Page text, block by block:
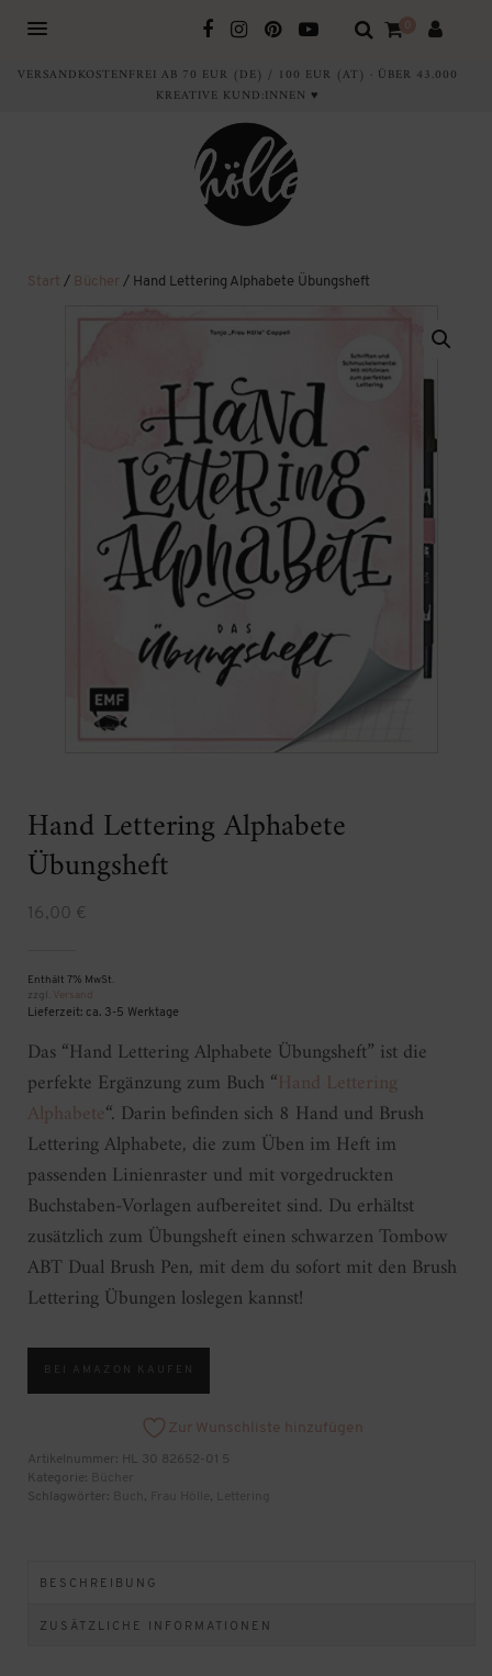
0
VERSANDKOSTENFREI AB 70 EUR (DE) / 100 EUR (AT) · ÜBER 43.000
KREATIVE KUND:INNEN ♥
Start / Bücher / Hand Lettering Alphabete Übungsheft
Hand Lettering Alphabete
Übungsheft
16,00 €
Enthält 7% MwSt.
zzgl. Versand
Lieferzeit: ca. 3-5 Werktage
Das “Hand Lettering Alphabete Übungsheft” ist die
perfekte Ergänzung zum Buch “Hand Lettering
Alphabete“. Darin befinden sich 8 Hand und Brush
Lettering Alphabete, die zum Üben im Heft im
passenden Linienraster und mit vorgedruckten
Buchstaben-Vorlagen aufbereitet sind. Du erhältst
zusätzlich zum Übungsheft einen schwarzen Tombow
ABT Dual Brush Pen, mit dem du sofort mit den Brush
Lettering Übungen loslegen kannst!
BEI AMAZON KAUFEN
Zur Wunschliste hinzufügen
Artikelnummer: HL 30 82652-01 5
Kategorie:
Schlagwörter:
, ,
BESCHREIBUNG
ZUSÄTZLICHE INFORMATIONEN